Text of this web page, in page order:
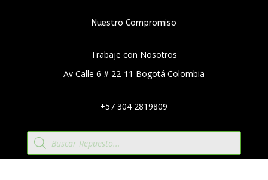
Nuestro Compromiso
Trabaje con Nosotros
Av Calle 6 # 22-11 Bogotá Colombia
+57 304 2819809
Búsqueda
de
productos